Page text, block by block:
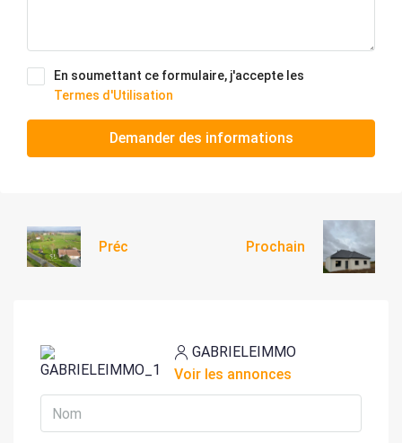
En soumettant ce formulaire, j'accepte les
Termes d'Utilisation
Demander des informations
Préc Prochain
GABRIELEIMMO
Voir les annonces